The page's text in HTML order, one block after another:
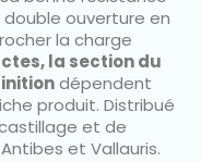
double ouverture en
la charge
la section du
dépendent
produit. Distribué
et de
et Vallauris.